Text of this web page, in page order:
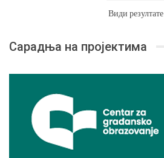
Види резултате
Сарадња на пројектима